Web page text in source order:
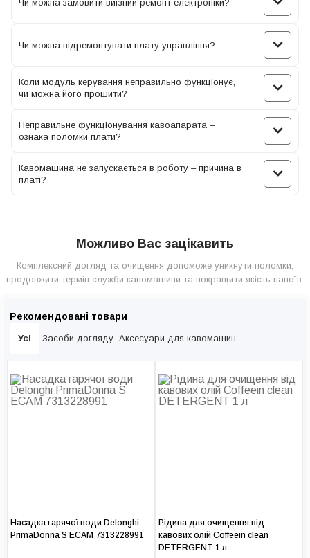
Якщо кавоварка не включається, то швидше за все справа саме
в несправності електроніки. У цьому випадку правильним
Ремонт електроніки кавомашин охоплює
відновлення та обслуговування електричних
дисплеї. Спеціалізовані техніки проводять
діагностику несправностей, заміну пошкоджених
Стрельчук Євген — майстер з ремонту
Співпраця з сервісним центром Coffeeok Service
— безліч переваг для клієнта
вигідні умови роботи з фізичними та юридичними особами.
Приймається оплата карткою, готівкою, безготівково.
Ціна діагностики: 250 грн
Чи можна замовити виїзний ремонт електроніки?
Чи можна відремонтувати плату управління?
Коли модуль керування неправильно функціонує,
чи можна його прошити?
Неправильне функціонування кавоапарата –
ознака поломки плати?
Кавомашина не запускається в роботу – причина в
платі?
Можливо Вас зацікавить
Комплексний догляд та очищення допоможе уникнути поломки,
продовжити термін служби кавомашини та покращити якість напоїв.
Рекомендовані товари
Усі Засоби догляду Аксесуари для кавомашин
Насадка гарячої води Delonghi
PrimaDonna S ECAM 7313228991
Рідина для очищення від
кавових олій Coffeein clean
DETERGENT 1 л